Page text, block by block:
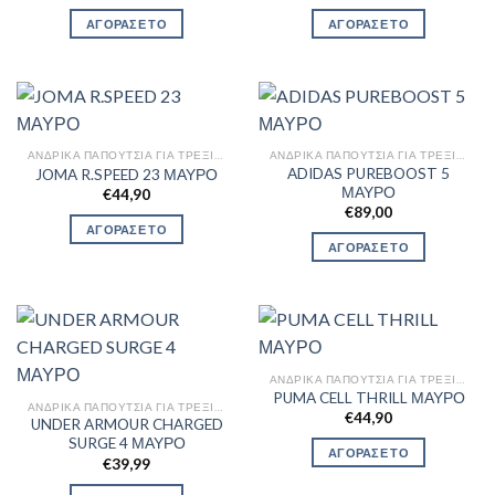
ΑΓΟΡΑΣΕ ΤΟ ΑΓΟΡΑΣΕ ΤΟ
JOMA R.SPEED 23 ΜΑΥΡΟ
€44,90
ΑΓΟΡΑΣΕ ΤΟ
ADIDAS PUREBOOST 5
ΜΑΥΡΟ
€89,00
ΑΓΟΡΑΣΕ ΤΟ
UNDER ARMOUR CHARGED
SURGE 4 ΜΑΥΡΟ
€39,99
PUMA CELL THRILL ΜΑΥΡΟ
€44,90
ΑΓΟΡΑΣΕ ΤΟ